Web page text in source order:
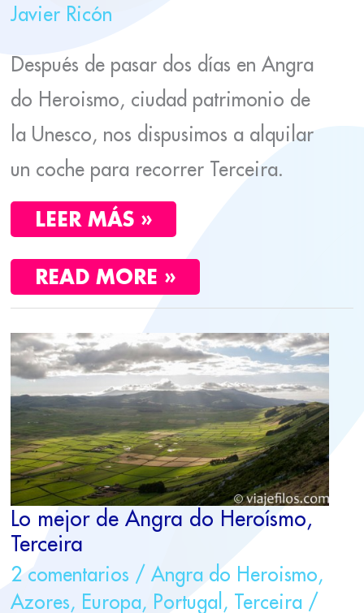
Javier Ricón
Después de pasar dos días en Angra
do Heroismo, ciudad patrimonio de
la Unesco, nos dispusimos a alquilar
un coche para recorrer Terceira.
LEER MÁS »
READ MORE »
Lo mejor de Angra do Heroísmo,
Terceira
2 comentarios / Angra do Heroismo,
Azores, Europa, Portugal , Terceira/
LO
MEJOR
DE
ANGRA
DO
HEROÍSMO,
TERCEIRA